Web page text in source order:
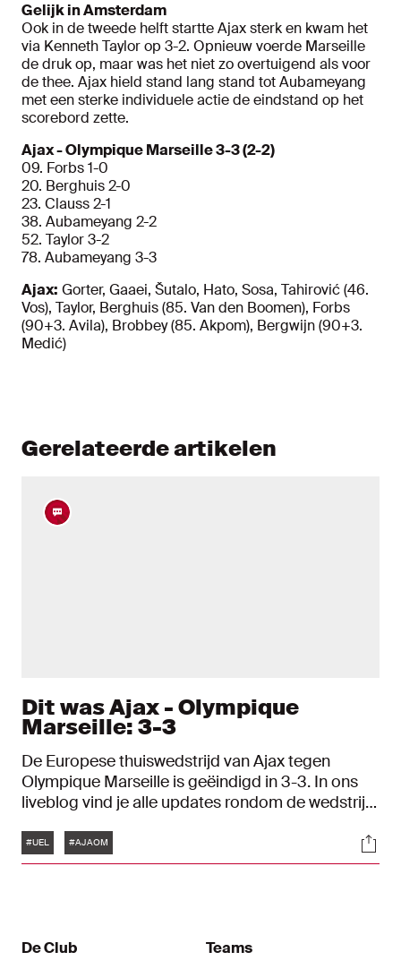
Gelijk in Amsterdam
Ook in de tweede helft startte Ajax sterk en kwam het
via Kenneth Taylor op 3-2. Opnieuw voerde Marseille
de druk op, maar was het niet zo overtuigend als voor
de thee. Ajax hield stand lang stand tot Aubameyang
met een sterke individuele actie de eindstand op het
scorebord zette.
Ajax - Olympique Marseille 3-3 (2-2)
09. Forbs 1-0
20. Berghuis 2-0
23. Clauss 2-1
38. Aubameyang 2-2
52. Taylor 3-2
78. Aubameyang 3-3
Ajax: Gorter, Gaaei, Šutalo, Hato, Sosa, Tahirović (46.
Vos), Taylor, Berghuis (85. Van den Boomen), Forbs
(90+3. Avila), Brobbey (85. Akpom), Bergwijn (90+3.
Medić)
Gerelateerde artikelen
Dit was Ajax - Olympique
Marseille: 3-3
De Europese thuiswedstrijd van Ajax tegen
Olympique Marseille is geëindigd in 3-3. In ons
liveblog vind je alle updates rondom de wedstrijd
Tags
#UEL #AJAOM
De Club
Teams